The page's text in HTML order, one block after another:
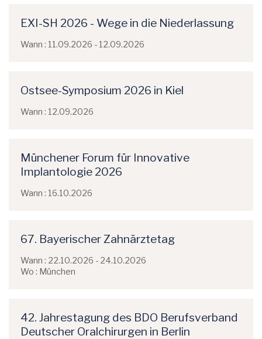
EXI-SH 2026 - Wege in die Niederlassung
Wann : 11.09.2026 - 12.09.2026
Ostsee-Symposium 2026 in Kiel
Wann : 12.09.2026
Münchener Forum für Innovative
Implantologie 2026
Wann : 16.10.2026
67. Bayerischer Zahnärztetag
Wann : 22.10.2026 - 24.10.2026
Wo : München
42. Jahrestagung des BDO Berufsverband
Deutscher Oralchirurgen in Berlin